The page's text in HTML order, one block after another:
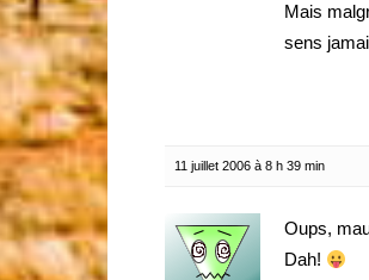
Mais
sens
11 juillet 2006 à 8 h 39 min
Oups,
Dah!